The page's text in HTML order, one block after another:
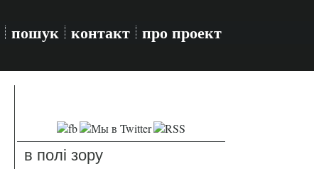
пошук контакт про проект
в полі зору